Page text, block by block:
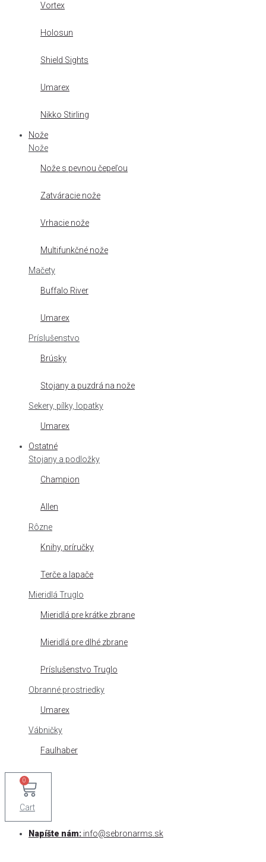
Vortex
Holosun
Shield Sights
Umarex
Nikko Stirling
Nože
Nože
Nože s pevnou čepeľou
Zatváracie nože
Vrhacie nože
Multifunkčné nože
Mačety
Buffalo River
Umarex
Príslušenstvo
Brúsky
Stojany a puzdrá na nože
Sekery, pílky, lopatky
Umarex
Ostatné
Stojany a podložky
Champion
Allen
Rôzne
Knihy, príručky
Terče a lapače
Mieridlá Truglo
Mieridlá pre krátke zbrane
Mieridlá pre dlhé zbrane
Príslušenstvo Truglo
Obranné prostriedky
Umarex
Vábničky
Faulhaber
0
Cart
Napíšte nám: info@sebronarms.sk